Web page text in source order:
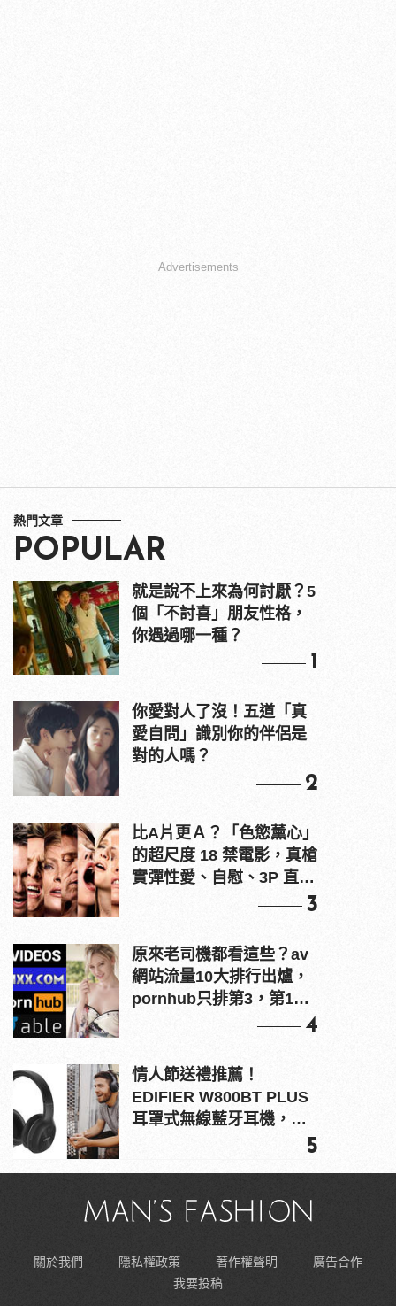
Advertisements
熱門文章
POPULAR
就是說不上來為何討厭？5
個「不討喜」朋友性格，
你遇過哪一種？
1
你愛對人了沒！五道「真
愛自問」識別你的伴侶是
對的人嗎？
2
比A片更Ａ？「色慾薰心」
的超尺度 18 禁電影，真槍
實彈性愛、自慰、3P 直接
3
原來老司機都看這些？av
網站流量10大排行出爐，
pornhub只排第3，第1名
4
情人節送禮推薦！
EDIFIER W800BT PLUS
耳罩式無線藍牙耳機，在
5
關於我們 隱私權政策 著作權聲明
廣告合作
我要投稿